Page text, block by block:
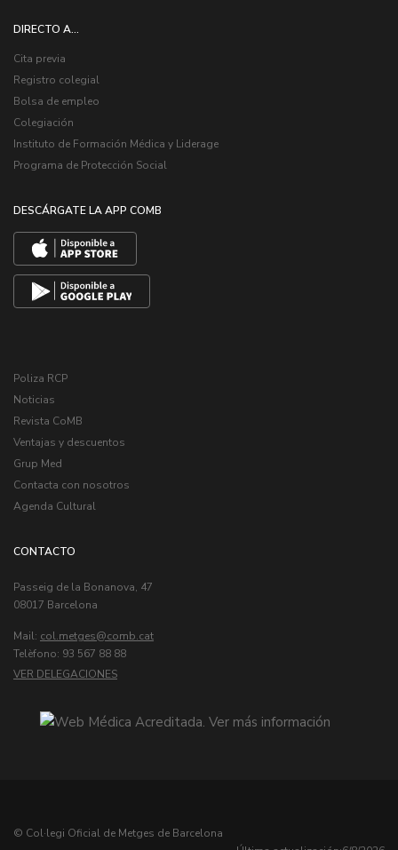
DIRECTO A...
Cita previa
Registro colegial
Bolsa de empleo
Colegiación
Instituto de Formación Médica y Liderage
Programa de Protección Social
DESCÁRGATE LA APP COMB
Poliza RCP
Noticias
Revista CoMB
Ventajas y descuentos
Grup Med
Contacta con nosotros
Agenda Cultural
CONTACTO
Passeig de la Bonanova, 47
08017 Barcelona
Mail: col.metges
Telèfono: 93 567 88 88
VER DELEGACIONES
© Col·legi Oficial de Metges de Barcelona